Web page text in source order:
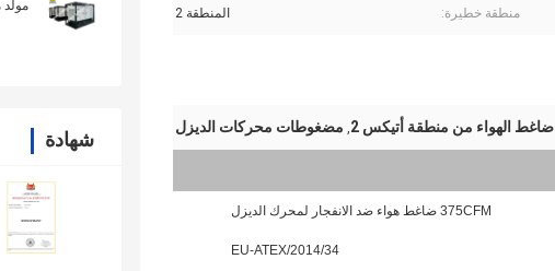
شهادة
منطقة خطيرة: المنطقة 2
ضاغط الهواء من منطقة أتيكس 2 , مضغوطات محركات الديزل
375CFM ضاغط هواء ضد الانفجار لمحرك الديزل
2014/34/EU-ATEX